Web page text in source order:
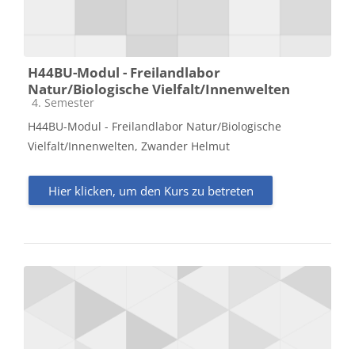
H44BU-Modul - Freilandlabor
Natur/Biologische Vielfalt/Innenwelten
Kursbereich
4. Semester
H44BU-Modul - Freilandlabor Natur/Biologische
Vielfalt/Innenwelten, Zwander Helmut
Hier klicken, um den Kurs zu betreten